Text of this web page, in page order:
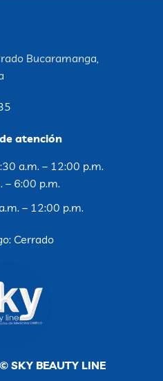
Bucaramanga,
atención
a.m. – 12:00 p.m.
– 6:00 p.m.
– 12:00 p.m.
Cerrado
BEAUTY LINE